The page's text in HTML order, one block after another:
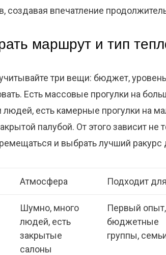
создавая впечатление
маршрут и тип
три вещи: бюджет,
Есть массовые прогулки на
людей, есть камерные прогулки на
палубой. От этого зависит не
и выбрать лучший ракурс
Атмосфера Подходит для
Шумно, много
людей, есть
закрытые
салоны
Первый опыт,
бюджетные
группы,